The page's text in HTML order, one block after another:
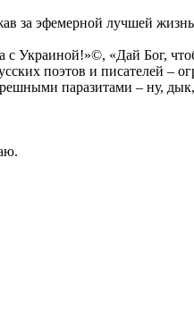
за эфемерной лучшей
Украиной!»©, «Дай Бог,
поэтов и писателей –
паразитами – ну,